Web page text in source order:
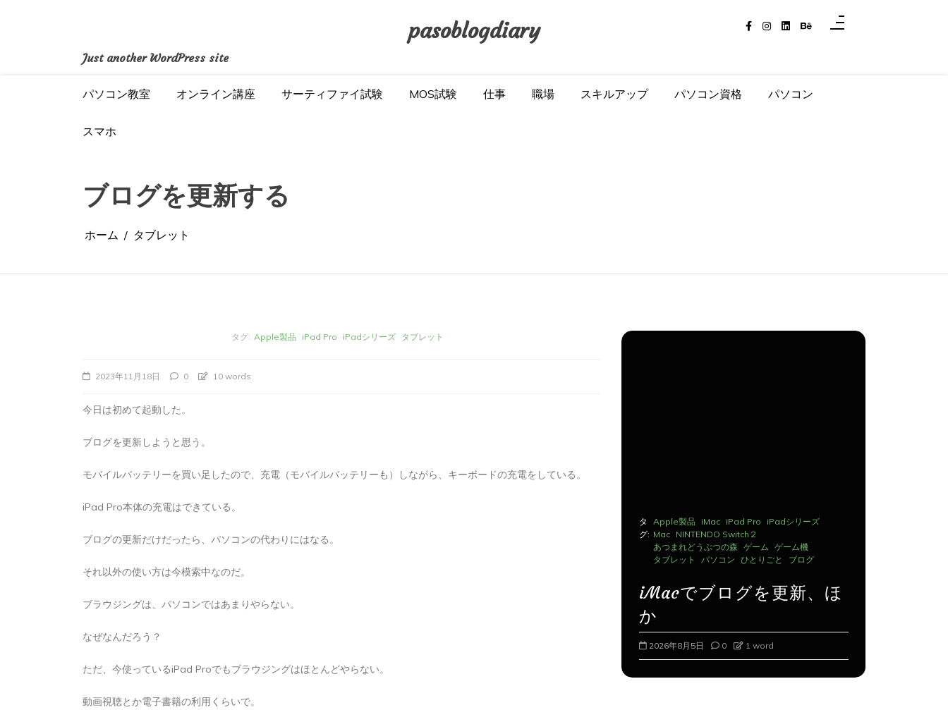
pasoblogdiary
Just another WordPress site
パソコン教室 オンライン講座 サーティファイ試験 MOS試験 仕事 職場 スキルアップ パソコン資格 パソコン
スマホ
ブログを更新する
ホーム タブレット
タグ: Apple製品 iPad Pro iPadシリーズ タブレット
2023年11月18日 0 10 words
今日は初めて起動した。
ブログを更新しようと思う。
モバイルバッテリーを買い足したので、充電（モバイルバッテリーも）しながら、キーボードの充電をしている。
iPad Pro本体の充電はできている。
ブログの更新だけだったら、パソコンの代わりにはなる。
それ以外の使い方は今模索中なのだ。
ブラウジングは、パソコンではあまりやらない。
なぜなんだろう？
ただ、今使っているiPad Proでもブラウジングはほとんどやらない。
動画視聴とか電子書籍の利用くらいで。
グ: Mac
NINTENDO Switch２
あつまれどうぶつの森
ゲーム ゲーム機
か
タ
グ:
Apple製品 iMac iPad Pro
iPadシリーズ
Mac
NINTENDO Switch２
あつまれどうぶつの森 ゲーム ゲーム機
タブレット
パソコン ひとりごと ブログ
iMacでブログを更新、ほ
か
2026年8月5日 0 1 word